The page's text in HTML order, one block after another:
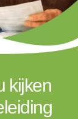
kijken